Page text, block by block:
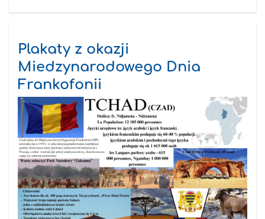
Plakaty z okazji
Miedzynarodowego Dnia
Frankofonii